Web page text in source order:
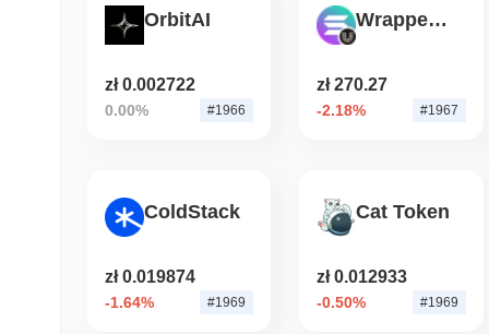
OrbitAI
zł 0.002722
0.00% #1966
Wrapped Solana (Universal)
zł 270.27
-2.18% #1967
ColdStack
zł 0.019874
-1.64% #1969
Cat Token
zł 0.012933
-0.50% #1969